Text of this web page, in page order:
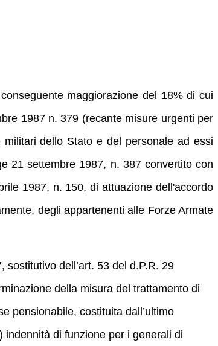
maggiorazione del 18% di cui
1987 n. 379 (recante misure urgenti per
dello Stato e del personale ad essi
21 settembre 1987, n. 387 convertito con
1987, n. 150, di attuazione dell'accordo
degli appartenenti alle Forze Armate
dell’art. 53 del d.P.R. 29
della misura del trattamento di
pensionabile, costituita dall’ultimo
indennità di funzione per i generali di